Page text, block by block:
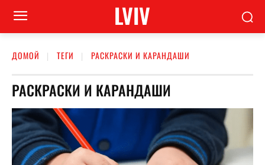
LVIV
ДОМОЙ ТЕГИ РАСКРАСКИ И КАРАНДАШИ
РАСКРАСКИ И КАРАНДАШИ